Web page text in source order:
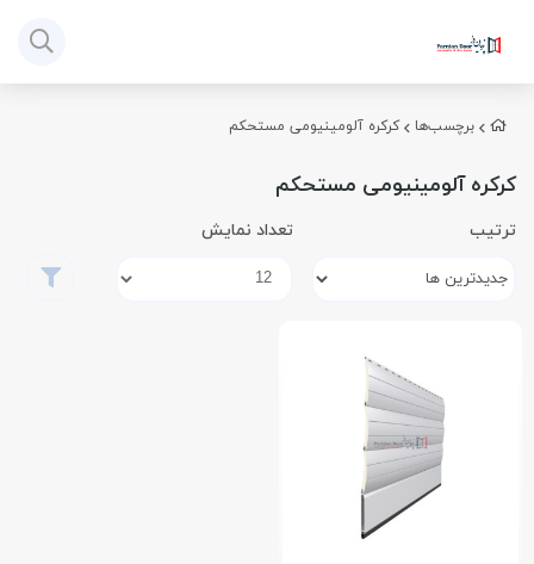
برچسب‌ها کرکره آلومینیومی مستحکم
کرکره آلومینیومی مستحکم
ترتیب تعداد نمایش